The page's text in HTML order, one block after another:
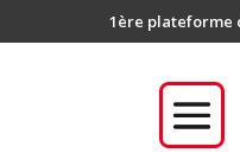
1ère plateforme